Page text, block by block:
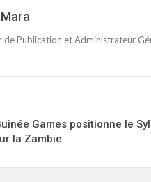
de Publication et Administrateur
Games positionne le
la Zambie